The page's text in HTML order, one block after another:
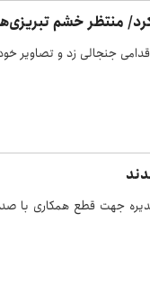
منتظر خشم
جنجالی زد و تصاویر
مدیره جهت قطع همکاری با